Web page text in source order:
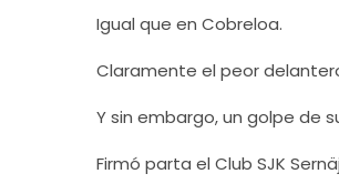
Igual que en Cobreloa.
Claramente el peor
Y sin embargo, un golpe de
Firmó parta el Club SJK